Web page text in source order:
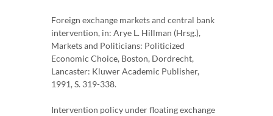
Foreign exchange markets and central bank
intervention, in: Arye L. Hillman (Hrsg.),
Markets and Politicians: Politicized
Economic Choice, Boston, Dordrecht,
Lancaster: Kluwer Academic Publisher,
1991, S. 319-338.
Intervention policy under floating exchange